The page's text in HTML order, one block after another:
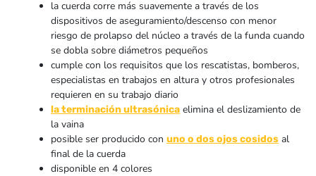
la cuerda corre más suavemente a través de los
dispositivos de aseguramiento/descenso con menor
riesgo de prolapso del núcleo a través de la funda cuando
se dobla sobre diámetros pequeños
cumple con los requisitos que los rescatistas, bomberos,
especialistas en trabajos en altura y otros profesionales
requieren en su trabajo diario
la terminación ultrasónica elimina el deslizamiento de
la vaina
posible ser producido con uno o dos ojos cosidos al
final de la cuerda
disponible en 4 colores